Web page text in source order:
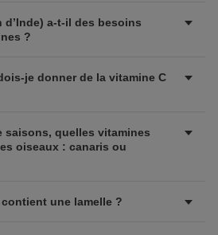
a-t-il des besoins
?
je donner de la vitamine C
saisons, quelles vitamines
oiseaux : canaris ou
une lamelle ?